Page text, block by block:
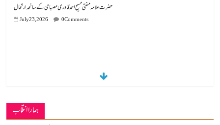
July 23, 2026 0 Comments
ہمارا انتخاب